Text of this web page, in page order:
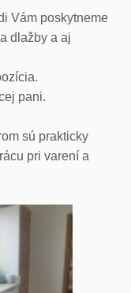
Vám poskytneme
dlažby a aj
pani.
sú prakticky
pri varení a